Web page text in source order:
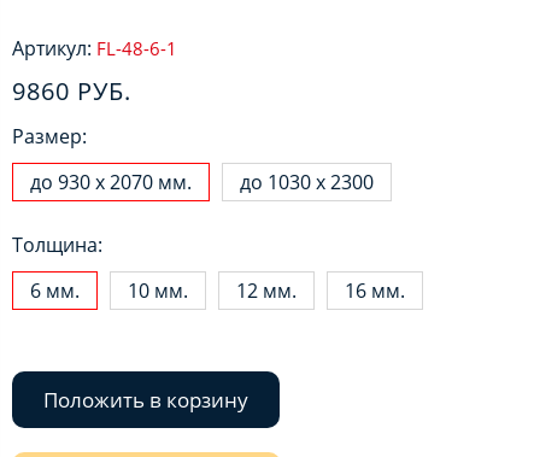
Артикул: FL-48-6-1
9860 РУБ.
Размер:
до 930 х 2070 мм.
до 1030 х 2300
Толщина:
6 мм.
10 мм. 12 мм. 16 мм.
Положить в корзину